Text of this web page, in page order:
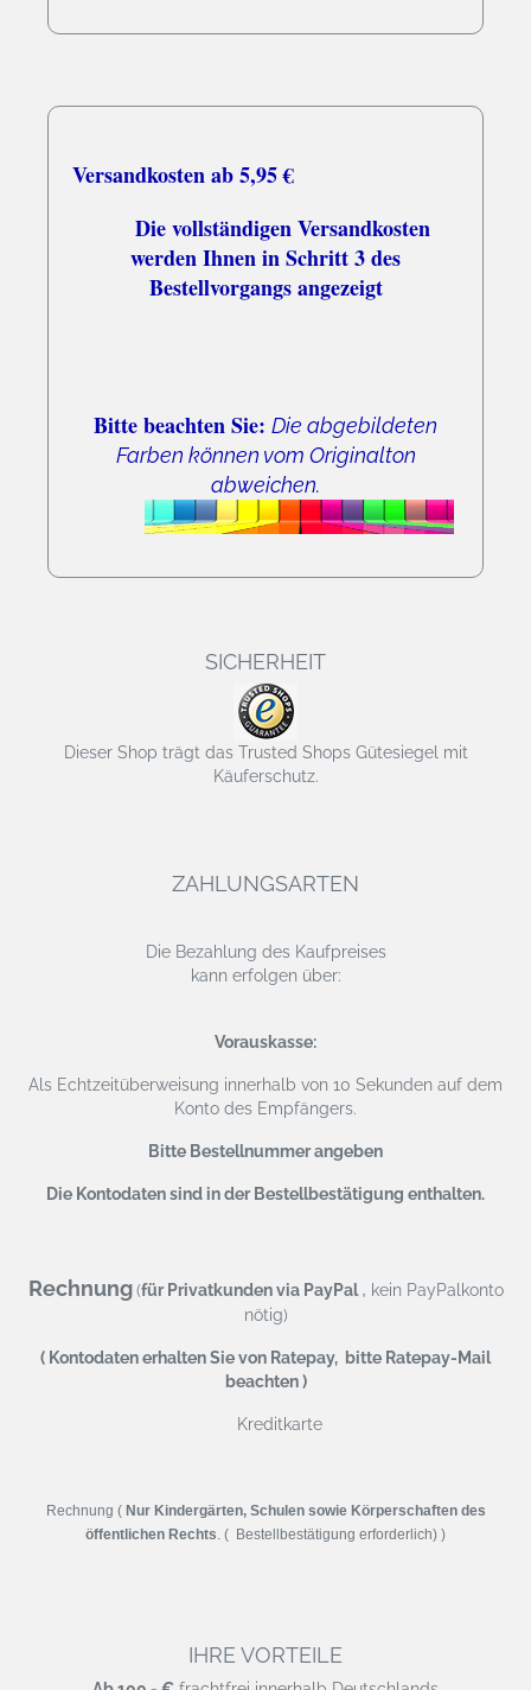
Versandkosten ab 5,95 €
Die vollständigen Versandkosten
werden Ihnen in Schritt 3 des
Bestellvorgangs angezeigt
Bitte beachten Sie: Die abgebildeten
Farben können vom Originalton
abweichen.
SICHERHEIT
Dieser Shop trägt das Trusted Shops Gütesiegel mit
Käuferschutz.
ZAHLUNGSARTEN
Die Bezahlung des Kaufpreises
kann erfolgen über:
Vorauskasse:
Als Echtzeitüberweisung innerhalb von 10 Sekunden auf dem
Konto des Empfängers.
Bitte Bestellnummer angeben
Die Kontodaten sind in der Bestellbestätigung enthalten.
Rechnung (für Privatkunden via PayPal, kein PayPalkonto
nötig)
( Kontodaten erhalten Sie von Ratepay, bitte Ratepay-Mail
beachten )
Kreditkarte
Rechnung ( Nur Kindergärten, Schulen sowie Körperschaften des
öffentlichen Rechts . ( Bestellbestätigung erforderlich) )
IHRE VORTEILE